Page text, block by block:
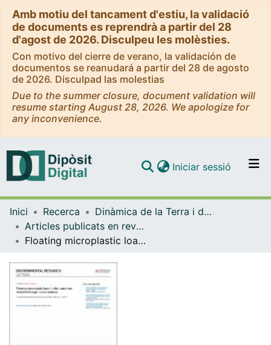
Amb motiu del tancament d'estiu, la validació
de documents es reprendrà a partir del 28
d'agost de 2026. Disculpeu les molèsties.
Con motivo del cierre de verano, la validación de
documentos se reanudará a partir del 28 de agosto
de 2026. Disculpad las molestias
Due to the summer closure, document validation will
resume starting August 28, 2026. We apologize for
any inconvenience.
Navega per tot el DD
Iniciar sessió (current)
Inici Recerca
Dinàmica de la Terra i de l'Oceà
Articles publicats en revistes (Dinàmica de la Terra i l'Oceà)
Floating microplastic loads in the nearshore revealed through citizen science